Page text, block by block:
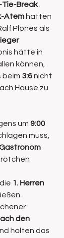
Tie-Break
Atem hatten
Plönes als
hätte in
können,
beim 3:6 nicht
Hause zu
um 9:00
muss,
1. Herren
den
holten das